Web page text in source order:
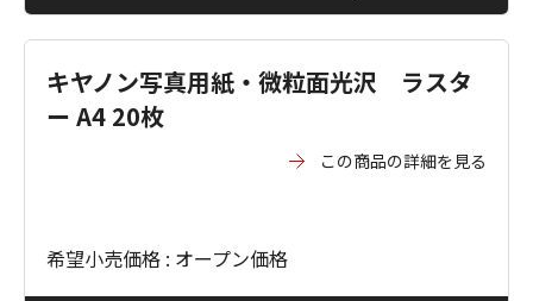
キヤノン写真用紙・微粒面光沢 ラスタ
ー A4 20枚
この商品の詳細を見る
希望小売価格 : オープン価格